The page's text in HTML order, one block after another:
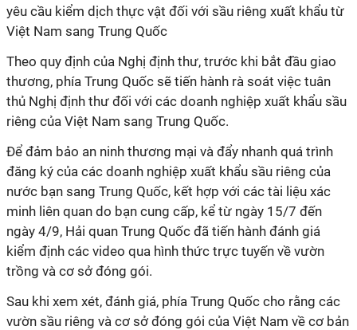
yêu cầu kiểm dịch thực vật đối với sầu riêng xuất khẩu từ
Việt Nam sang Trung Quốc
Theo quy định của Nghị định thư, trước khi bắt đầu giao
thương, phía Trung Quốc sẽ tiến hành rà soát việc tuân
thủ Nghị định thư đối với các doanh nghiệp xuất khẩu sầu
riêng của Việt Nam sang Trung Quốc.
Để đảm bảo an ninh thương mại và đẩy nhanh quá trình
đăng ký của các doanh nghiệp xuất khẩu sầu riêng của
nước bạn sang Trung Quốc, kết hợp với các tài liệu xác
minh liên quan do bạn cung cấp, kể từ ngày 15/7 đến
ngày 4/9, Hải quan Trung Quốc đã tiến hành đánh giá
kiểm định các video qua hình thức trực tuyến về vườn
trồng và cơ sở đóng gói.
Sau khi xem xét, đánh giá, phía Trung Quốc cho rằng các
vườn sầu riêng và cơ sở đóng gói của Việt Nam về cơ bản